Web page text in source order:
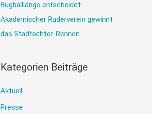
Bugballlänge entscheidet:
Akademischer Ruderverein gewinnt
das Stadtachter-Rennen
Kategorien Beiträge
Aktuell
Presse